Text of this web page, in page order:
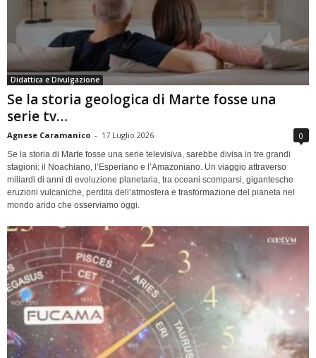
Didattica e Divulgazione
Se la storia geologica di Marte fosse una
serie tv…
Agnese Caramanico - 17 Luglio 2026 0
Se la storia di Marte fosse una serie televisiva, sarebbe divisa in tre grandi
stagioni: il Noachiano, l’Esperiano e l’Amazoniano. Un viaggio attraverso
miliardi di anni di evoluzione planetaria, tra oceani scomparsi, gigantesche
eruzioni vulcaniche, perdita dell’atmosfera e trasformazione del pianeta nel
mondo arido che osserviamo oggi.